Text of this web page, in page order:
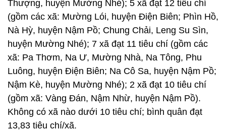
Thượng, huyện Mường Nhé); 5 xã đạt 12 tiêu chí
(gồm các xã: Mường Lói, huyện Điện Biên; Phìn Hồ,
Nà Hỳ, huyện Nậm Pồ; Chung Chải, Leng Su Sìn,
huyện Mường Nhé); 7 xã đạt 11 tiêu chí (gồm các
xã: Pa Thơm, Na Ư, Mường Nhà, Na Tông, Phu
Luông, huyện Điện Biên; Na Cô Sa, huyện Nậm Pồ;
Nậm Kè, huyện Mường Nhé); 2 xã đạt 10 tiêu chí
(gồm xã: Vàng Đán, Nậm Nhừ, huyện Nậm Pồ).
Không có xã nào dưới 10 tiêu chí; bình quân đạt
13,83 tiêu chí/xã.